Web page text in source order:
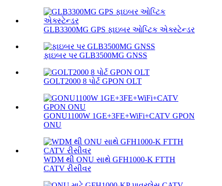
GLB3300MG GPS ફાઇબર ઓપ્ટિક એક્સ્ટેન્ડર
ફાઇબર પર GLB3500MG GNSS
GOLT2000 8 પોર્ટ GPON OLT
GONU1100W 1GE+3FE+WiFi+CATV GPON
ONU
WDM થી ONU સાથે GFH1000-K FTTH
CATV રીસીવર